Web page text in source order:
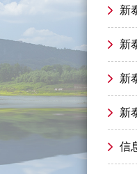
新
新
新
新
信